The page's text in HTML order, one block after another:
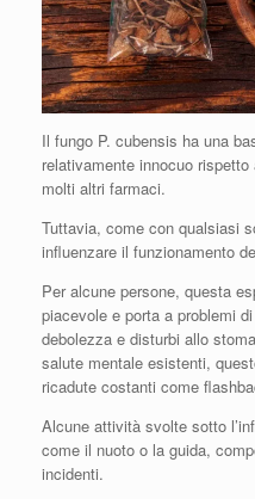
Il fungo P. cubensis ha una
relativamente innocuo
molti altri farmaci.
Tuttavia, come con qualsiasi
influenzare il funzionamento
Per alcune persone, questa
piacevole e porta a problemi
debolezza e disturbi allo
salute mentale esistenti,
ricadute costanti come
Alcune attività svolte sotto
come il nuoto o la guida,
incidenti.